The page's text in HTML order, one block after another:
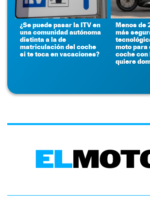
¿Se puede pasar la ITV en
una comunidad autónoma
distinta a la de
matriculación del coche
si te toca en vacaciones?
Menos de
más
moto para
coche con
quiere